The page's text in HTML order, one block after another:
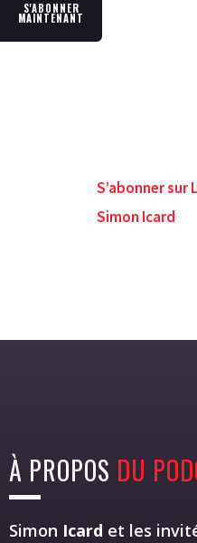
S'ABONNER
MAINTENANT
S’abonner sur
Simon Icard
À PROPOS DU
Simon Icard et les